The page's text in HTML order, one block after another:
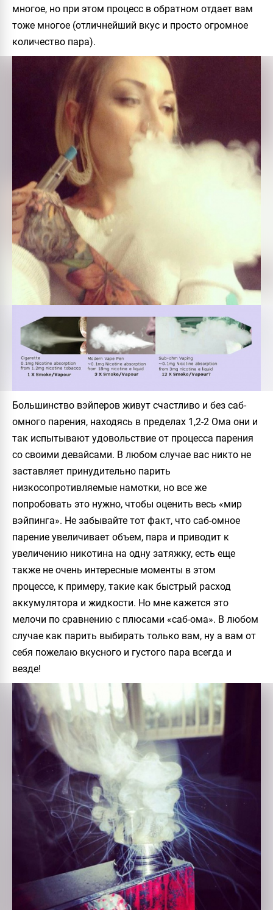
многое, но при этом процесс в обратном отдает вам
тоже многое (отличнейший вкус и просто огромное
количество пара).
Большинство вэйперов живут счастливо и без саб-
омного парения, находясь в пределах 1,2-2 Ома они и
так испытывают удовольствие от процесса парения
со своими девайсами. В любом случае вас никто не
заставляет принудительно парить
низкосопротивляемые намотки, но все же
попробовать это нужно, чтобы оценить весь «мир
вэйпинга». Не забывайте тот факт, что саб-омное
парение увеличивает объем, пара и приводит к
увеличению никотина на одну затяжку, есть еще
также не очень интересные моменты в этом
процессе, к примеру, такие как быстрый расход
аккумулятора и жидкости. Но мне кажется это
мелочи по сравнению с плюсами «саб-ома». В любом
случае как парить выбирать только вам, ну а вам от
себя пожелаю вкусного и густого пара всегда и
везде!